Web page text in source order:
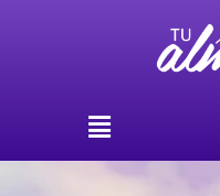
Menú